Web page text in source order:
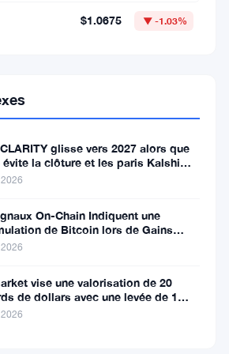
$1.0675 ▼ -1.03%
glisse vers 2027 alors que
évite la clôture et les paris Kalshi
On-Chain Indiquent une
de Bitcoin lors de Gains
vise une valorisation de 20
de dollars avec une levée de 1